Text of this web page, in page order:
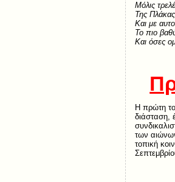
Μόλις
Της
Και με
Το πιο
Και όσες
Η πρώτη
διάσταση,
των
τοπική